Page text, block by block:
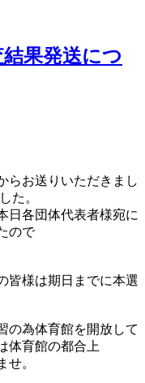
果発送につ
らお送りいただきまし
た。
日各団体代表者様宛に
ので
皆様は期日までに本選
の為体育館を開放して
体育館の都合上
せ。